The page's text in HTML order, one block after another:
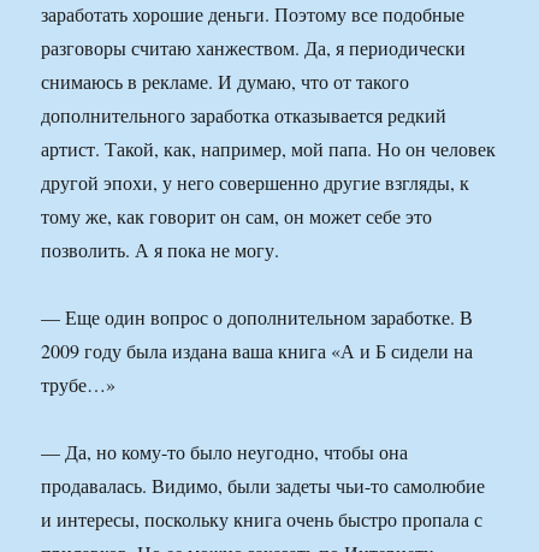
заработать хорошие деньги. Поэтому все подобные
разговоры считаю ханжеством. Да, я периодически
снимаюсь в рекламе. И думаю, что от такого
дополнительного заработка отказывается редкий
артист. Такой, как, например, мой папа. Но он человек
другой эпохи, у него совершенно другие взгляды, к
тому же, как говорит он сам, он может себе это
позволить. А я пока не могу.
— Еще один вопрос о дополнительном заработке. В
2009 году была издана ваша книга «А и Б сидели на
трубе…»
— Да, но кому-то было неугодно, чтобы она
продавалась. Видимо, были задеты чьи-то самолюбие
и интересы, поскольку книга очень быстро пропала с